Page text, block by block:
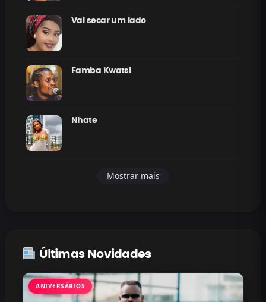
Vai secar um lado
Famba Kwatsi
Nhate
Mostrar mais
Últimas Novidades
ANIVERSÁRIOS